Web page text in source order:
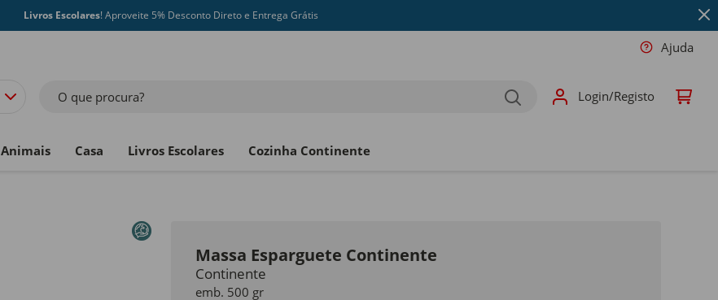
Livros Escolares! Aproveite 5% Desconto Direto e Entrega Grátis
Ajuda
O que procura? Login/Registo
Animais Casa Livros Escolares Cozinha Continente
Massa Esparguete Continente
Continente
emb. 500 gr